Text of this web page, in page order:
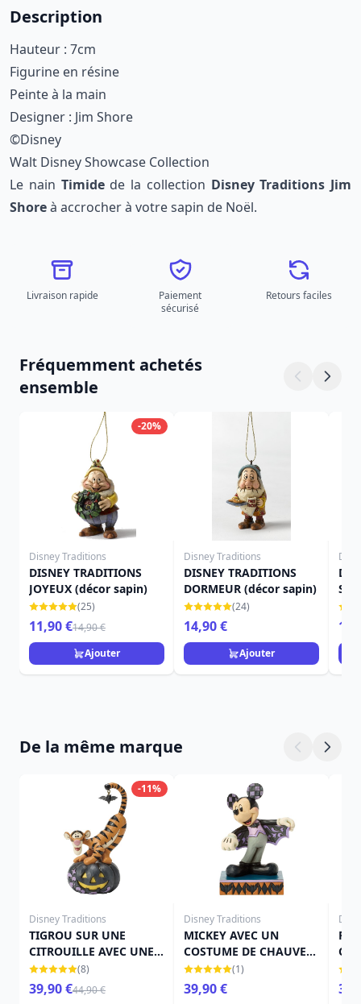
Description
Hauteur : 7cm
Figurine en résine
Peinte à la main
Designer : Jim Shore
©Disney
Walt Disney Showcase Collection
Le nain Timidede la collection Disney Traditions Jim
Shoreà accrocher à votre sapin de Noël.
Livraison rapide
Paiement
sécurisé
Retours faciles
Fréquemment achetés
ensemble
-20%
Disney Traditions
DISNEY TRADITIONS
JOYEUX (décor sapin)
(25)
11,90 €14,90 €
Ajouter
Disney Traditions
DISNEY TRADITIONS
DORMEUR (décor sapin)
(24)
14,90 €
Ajouter
De la même marque
-11%
Disney Traditions
TIGROU SUR UNE
CITROUILLE AVEC UNE
CHAUVE-SOURIS -
DISNEY TRADITIONS
(8)
39,90 €44,90 €
Disney Traditions
MICKEY AVEC UN
COSTUME DE CHAUVE-
SOURIS - DISNEY
TRADITIONS
(1)
39,90 €